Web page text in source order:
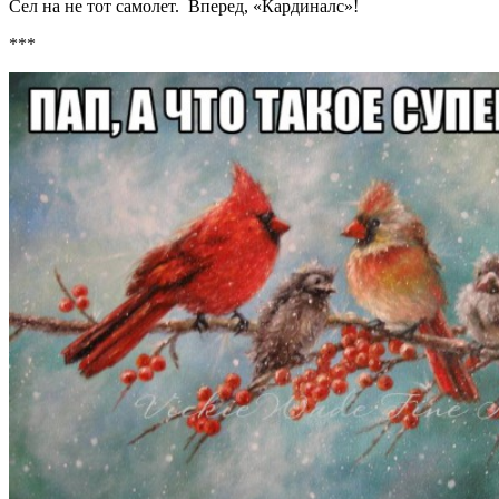
Сел на не тот самолет. Вперед, «Кардиналс»!
***